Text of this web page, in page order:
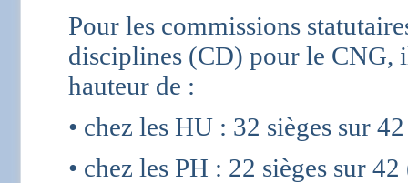
Pour les commissions
disciplines (CD) pour le CNG,
hauteur de :
• chez les HU : 32 sièges sur
• chez les PH : 22 sièges sur